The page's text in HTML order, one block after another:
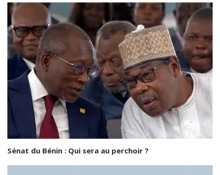
Sénat du Bénin : Qui sera au perchoir ?